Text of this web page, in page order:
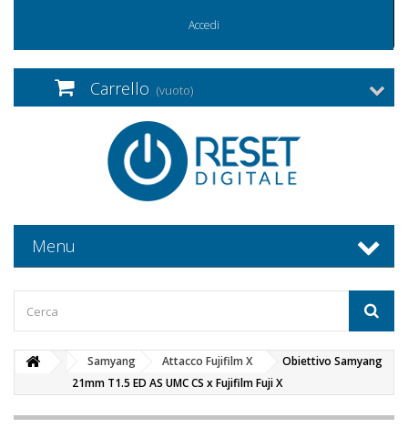
Accedi
Carrello (vuoto)
Menu
Samyang Attacco Fujifilm X
Obiettivo Samyang
21mm T1.5 ED AS UMC CS x Fujifilm Fuji X